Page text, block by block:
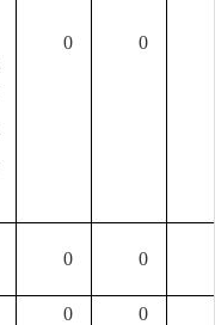
0 0
0 0
0 0